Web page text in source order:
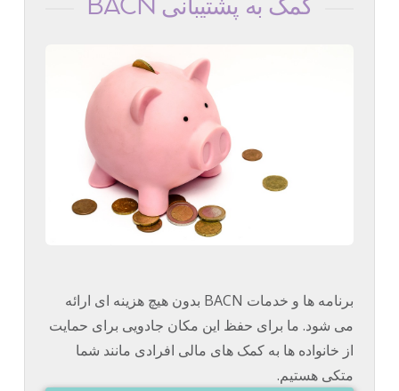
کمک به پشتیبانی BACN
برنامه ها و خدمات BACN بدون هیچ هزینه ای ارائه
می شود. ما برای حفظ این مکان جادویی برای حمایت
از خانواده ها به کمک های مالی افرادی مانند شما
متکی هستیم.